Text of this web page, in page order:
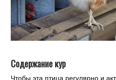
Содержание кур
Чтобы эта птица регулярно и